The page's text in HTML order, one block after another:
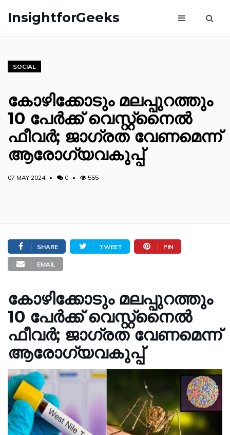
InsightforGeeks
SOCIAL
കോഴിക്കോടും മലപ്പുറത്തും
10 പേർക്ക് വെസ്റ്റ്നൈൽ
ഫീവർ; ജാഗ്രത വേണമെന്ന്
ആരോഗ്യവകുപ്പ്
07 MAY 2024 0 555
SHARE TWEET PIN
EMAIL
കോഴിക്കോടും മലപ്പുറത്തും
10 പേർക്ക് വെസ്റ്റ്നൈൽ
ഫീവർ; ജാഗ്രത വേണമെന്ന്
ആരോഗ്യവകുപ്പ്